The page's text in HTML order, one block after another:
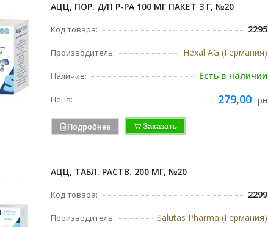
АЦЦ, ПОР. Д/П Р-РА 100 МГ ПАКЕТ 3 Г, №20
Код товара: 2295
Производитель: Hexal AG (Германия)
Наличие: Есть в наличии
Цена: 279,00грн
Подробнее Заказать
АЦЦ, ТАБЛ. РАСТВ. 200 МГ, №20
Код товара: 2299
Производитель: Salutas Pharma (Германия)